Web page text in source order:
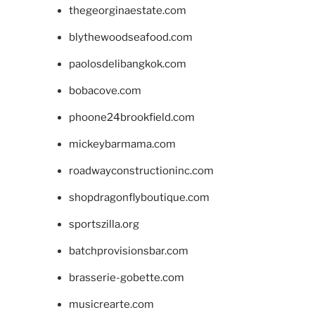
thegeorginaestate.com
blythewoodseafood.com
paolosdelibangkok.com
bobacove.com
phoone24brookfield.com
mickeybarmama.com
roadwayconstructioninc.com
shopdragonflyboutique.com
sportszilla.org
batchprovisionsbar.com
brasserie-gobette.com
musicrearte.com